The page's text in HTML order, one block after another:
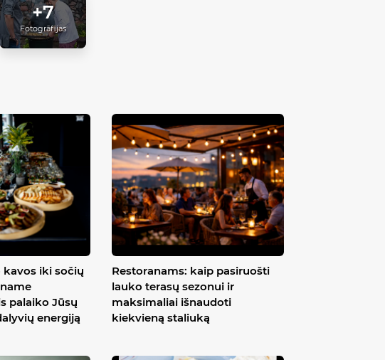
+7
Fotogrāfijas
iki sočių
palaiko Jūsų
energiją
Restoranams: kaip pasiruošti
lauko terasų sezonui ir
maksimaliai išnaudoti
kiekvieną staliuką